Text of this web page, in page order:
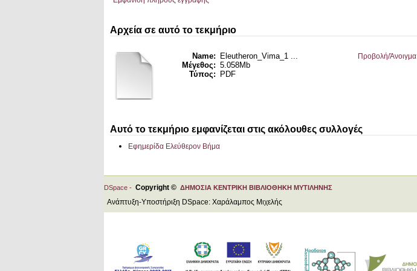
Αρχεία σε αυτό το τεκμήριο
Name:
Eleutheron_Vima_1 ...
Μέγεθος: 5.058Mb
Τύπος:
PDF
Προβολή/Άνοιγμα
Αυτό το τεκμήριο εμφανίζεται στις ακόλουθες συλλογές
Εφημερίδα Ελεύθερον Βήμα
DSpace - Copyright © ΔΗΜΟΣΙΑ ΚΕΝΤΡΙΚΗ ΒΙΒΛΙΟΘΗΚΗ ΜΥΤΙΛΗΝΗΣ
Ανάπτυξη-Υποστήριξη DSpace: Χαράλαμπος Μιχελής